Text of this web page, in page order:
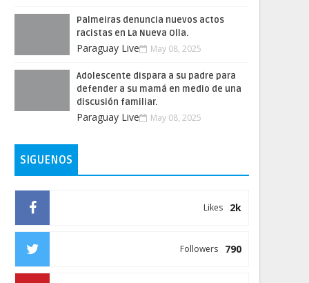
Palmeiras denuncia nuevos actos
racistas en La Nueva Olla.
Paraguay Live May 08, 2025
Adolescente dispara a su padre para
defender a su mamá en medio de una
discusión familiar.
Paraguay Live May 08, 2025
SIGUENOS
2k
Likes
790
Followers